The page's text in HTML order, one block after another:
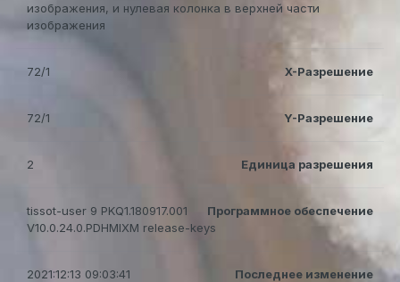
изображения, и нулевая колонка в верхней части
изображения
X-Разрешение
72/1
Y-Разрешение
72/1
Единица разрешения
2
Программное обеспечение
tissot-user 9 PKQ1.180917.001
V10.0.24.0.PDHMIXM release-keys
Последнее изменение
2021:12:13 09:03:41